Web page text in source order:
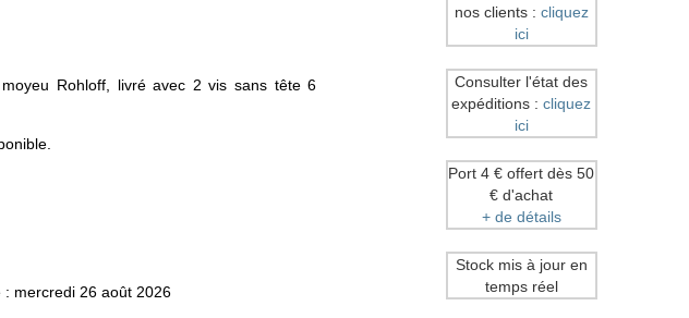
Rohloff, livré avec 2 vis sans tête 6
mercredi 26 août 2026
nos clients : cliquez
ici
Consulter l'état des
expéditions : cliquez
ici
Port 4 € offert dès 50
€ d'achat
+ de détails
Stock mis à jour en
temps réel